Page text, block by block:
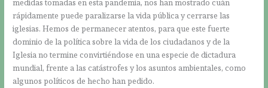
medidas tomadas en esta pandemia, nos han mostrado cuán
rápidamente puede paralizarse la vida pública y cerrarse las
iglesias. Hemos de permanecer atentos, para que este fuerte
dominio de la política sobre la vida de los ciudadanos y de la
Iglesia no termine convirtiéndose en una especie de dictadura
mundial, frente a las catástrofes y los asuntos ambientales, como
algunos políticos de hecho han pedido.